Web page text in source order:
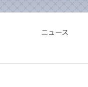
ニュース